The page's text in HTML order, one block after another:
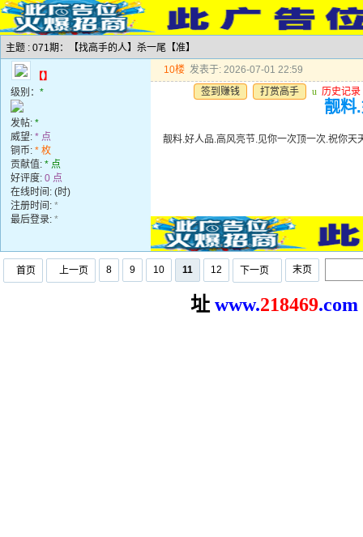
主题 : 071期：【找高手的人】杀一尾【准】
【】
级别： *
发帖: *
威望: * 点
铜币: * 枚
贡献值: * 点
好评度: 0 点
在线时间: (时)
注册时间: *
最后登录: *
10楼 发表于: 2026-07-01 22:59
签到赚钱
打赏高手 u 历史记录
靓料
靓料.好人品.高风亮节.见你一次顶一次.祝你天
首页 上一页 8 9 10 11 12 下一页 末页
址 www.218469.com